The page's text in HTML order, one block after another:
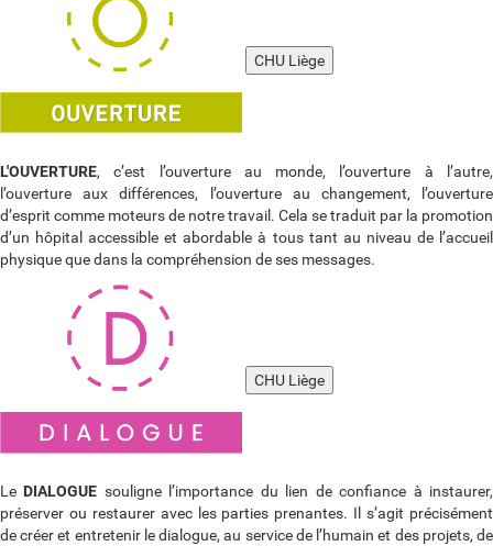
CHU Liège
L'OUVERTURE, c’est l’ouverture au monde, l’ouverture à l’autre,
l’ouverture aux différences, l’ouverture au changement, l’ouverture
d’esprit comme moteurs de notre travail. Cela se traduit par la promotion
d’un hôpital accessible et abordable à tous tant au niveau de l’accueil
physique que dans la compréhension de ses messages.
CHU Liège
Le DIALOGUE souligne l’importance du lien de confiance à instaurer,
préserver ou restaurer avec les parties prenantes. Il s’agit précisément
de créer et entretenir le dialogue, au service de l’humain et des projets, de